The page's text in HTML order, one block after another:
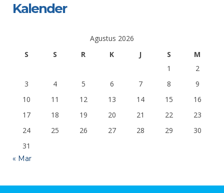
Kalender
Agustus 2026
S
S R K J S
M
1
2
3
4 5 6 7 8
9
10
11 12 13 14 15
16
17
18 19 20 21 22
23
24
25 26 27 28 29
30
31
« Mar